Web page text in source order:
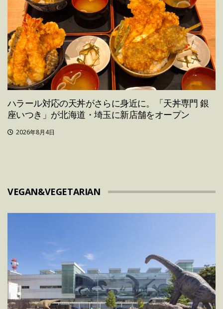
ハラール対応の天丼がさらに身近に。「天丼専門 銀
座いつき」が北海道・埼玉に新店舗をオープン
2026年8月4日
VEGAN&VEGETARIAN